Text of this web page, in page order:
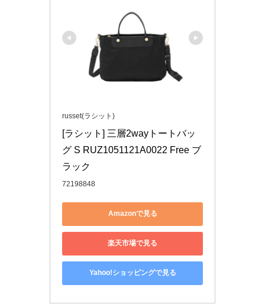
russet(ラシット)
[ラシット] 三層2wayトートバッ
グ S RUZ1051121A0022 Free ブ
ラック
72198848
Amazonで見る
楽天市場で見る
Yahoo!ショッピングで見る